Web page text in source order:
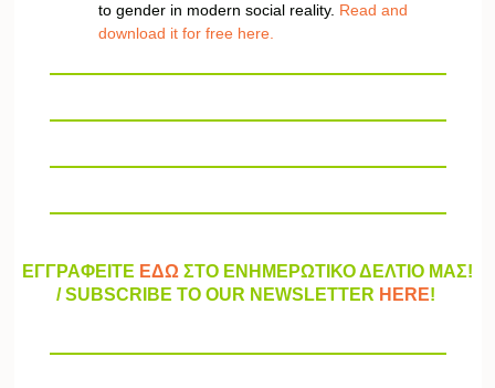
to gender in modern social reality. Read and
download it for free here.
ΕΓΓΡΑΦΕΙΤΕ ΕΔΩ ΣΤΟ ΕΝΗΜΕΡΩΤΙΚΟ ΔΕΛΤΙΟ ΜΑΣ!
/ SUBSCRIBE TO OUR NEWSLETTER HERE!